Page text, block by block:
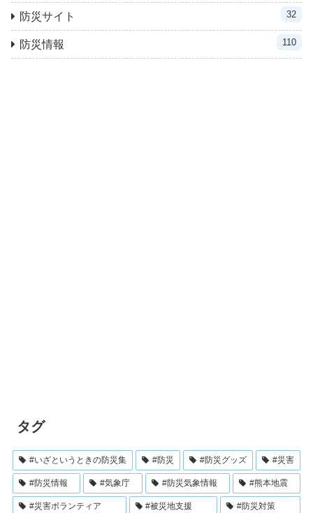
防災サイト 32
防災情報 110
タグ
#いざというときの防災集 #防災 #防災グッズ #災害
#防災情報 #気象庁 #防災気象情報 #熊本地震
#災害ボランティア #被災地支援 #防災対策